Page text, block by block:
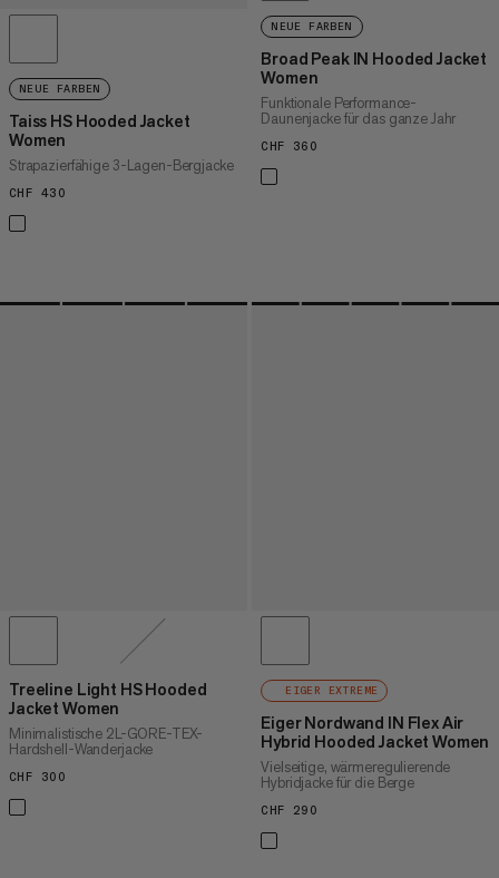
NEUE FARBEN
Taiss HS Hooded Jacket
Women
Strapazierfähige 3-Lagen-Bergjacke
CHF 430
NEUE FARBEN
Broad Peak IN Hooded Jacket
Women
Funktionale Performance-
Daunenjacke für das ganze Jahr
CHF 360
Treeline Light HS Hooded
Jacket Women
Minimalistische 2L-GORE-TEX-
Hardshell-Wanderjacke
CHF 300
EIGER EXTREME
Eiger Nordwand IN Flex Air
Hybrid Hooded Jacket Women
Vielseitige, wärmeregulierende
Hybridjacke für die Berge
CHF 290